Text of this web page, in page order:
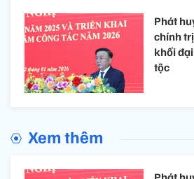
Phát
chính
khối
tộc
Xem thêm